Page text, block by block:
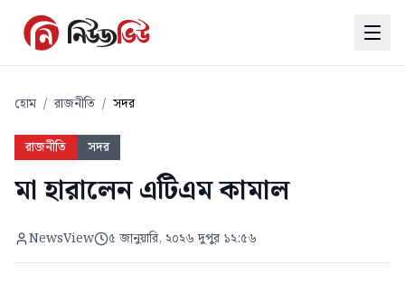
হোম / রাজনীতি / সদর
রাজনীতি সদর
মা হারালেন এটিএম কামাল
NewsView ৫ জানুয়ারি, ২০২৬ দুপুর ১২:৫৬